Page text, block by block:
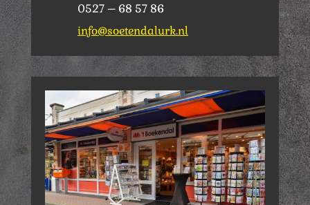
0527 – 68 57 86
info@soetendalurk.nl